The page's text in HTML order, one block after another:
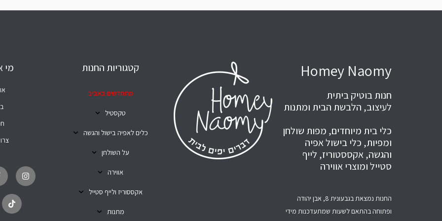
Homey Naomy
חנות בוטיק ביתית
לעיצוב, הלבשת הבית ומתנות
כלי בית מיוחדים, מפות שולחן
ומפיות, כלי בישול אפיה
והגשה, אקססטוריז, לייף
סטייל ומוצרי אווירה
החנות נמצאת בגבעונית 8, אבן יהודה
ופתוחה בהתאם לשעות שמתעדכנות מידי
קטגוריות החנות
מתחדשים באביב
טקסטיל
כלים לאפיה בישול והגשה
על השולחן
אווירה
אקססוריז ולייף סטייל
מתנות
מי
n
s
t
k